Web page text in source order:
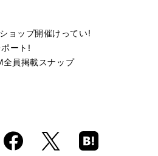
ップ開催けってい!
ート!
員掲載スナップ
k
X
Hatena
Boo